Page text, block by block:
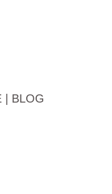
| BLOG